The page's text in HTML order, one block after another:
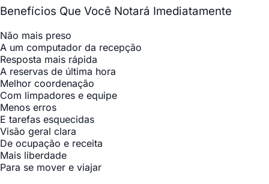
Benefícios Que Você Notará Imediatamente
Não mais preso
A um computador da recepção
Resposta mais rápida
A reservas de última hora
Melhor coordenação
Com limpadores e equipe
Menos erros
E tarefas esquecidas
Visão geral clara
De ocupação e receita
Mais liberdade
Para se mover e viajar